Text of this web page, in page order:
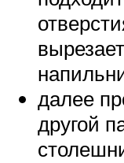
далее
другой